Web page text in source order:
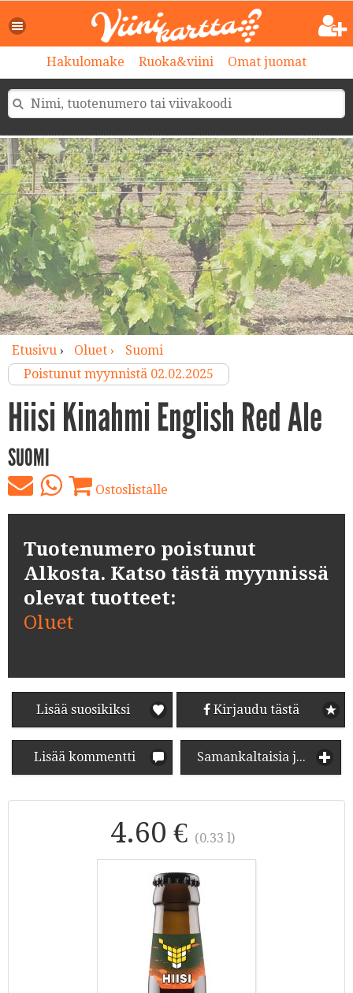
Hakulomake Ruoka&viini Omat juomat
Etusivu› Oluet ›
Suomi
Poistunut myynnistä 02.02.2025
Hiisi Kinahmi English Red Ale
SUOMI
Ostoslistalle
Tuotenumero poistunut
Alkosta. Katso tästä myynnissä
olevat tuotteet:
Oluet
Lisää suosikiksi Kirjaudu tästä
Lisää kommentti Samankaltaisia juomia
4.60 € (0.33 l)